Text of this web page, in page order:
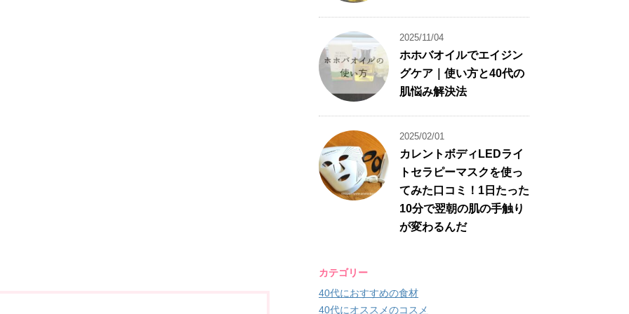
2025/11/04
ホホバオイルでエイジン
グケア｜使い方と40代の
肌悩み解決法
2025/02/01
カレントボディLEDライ
トセラピーマスクを使っ
てみた口コミ！1日たった
10分で翌朝の肌の手触り
が変わるんだ
カテゴリー
40代におすすめの食材
40代にオススメのコスメ